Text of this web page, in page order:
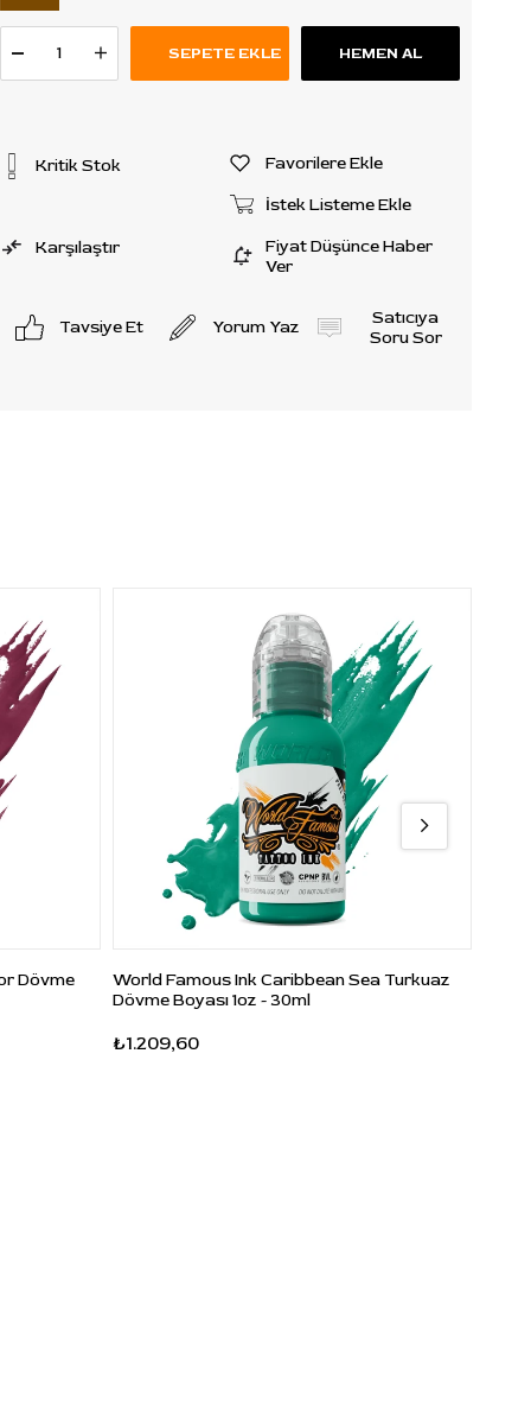
Kritik Stok Favorilere Ekle
İstek Listeme Ekle
Karşılaştır
Fiyat Düşünce Haber
Ver
Tavsiye Et Yorum Yaz
Satıcıya
Soru Sor
Dövme
World Famous Ink Caribbean Sea Turkuaz
Dövme Boyası 1oz - 30ml
₺1.209,60